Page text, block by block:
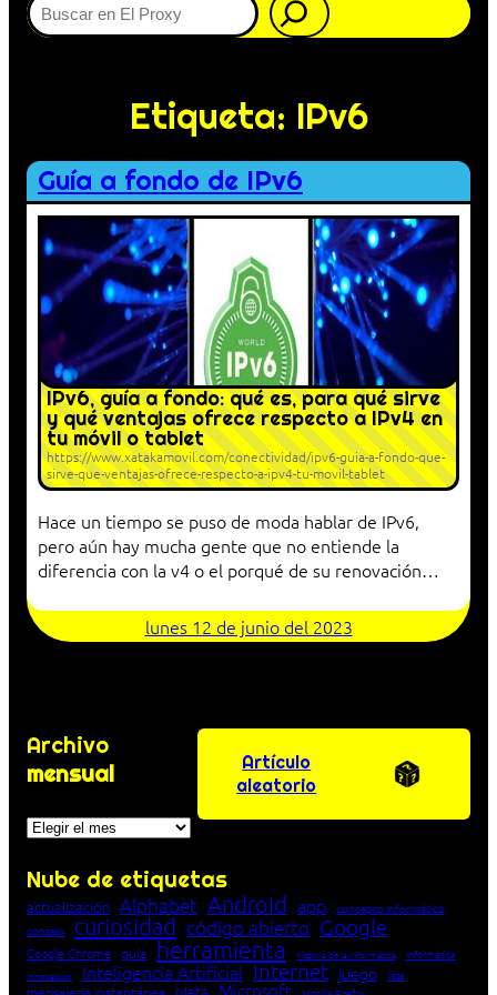
Etiqueta: IPv6
Guía a fondo de IPv6
IPv6, guía a fondo: qué es, para qué sirve
y qué ventajas ofrece respecto a IPv4 en
tu móvil o tablet
https://www.xatakamovil.com/conectividad/ipv6-guia-a-fondo-que-
sirve-que-ventajas-ofrece-respecto-a-ipv4-tu-movil-tablet
Hace un tiempo se puso de moda hablar de IPv6,
pero aún hay mucha gente que no entiende la
diferencia con la v4 o el porqué de su renovación…
lunes 12 de junio del 2023
Archivo
mensual
Archivos
Artículo
aleatorio
Nube de etiquetas
actualización Alphabet Android app concepto informático
consejo
curiosidad código abierto Google
Google Chrome guía herramienta historia de la Informática Informática
innovación Inteligencia Artificial Internet juego lista